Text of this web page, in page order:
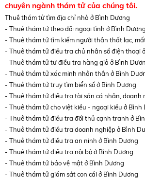
chuyên ngành thám tử của chúng tôi.
Thuê thám tử tìm địa chỉ nhà ở Bình Dương
- Thuê thám tử theo dõi ngoại tình ở Bình Dương
- Thuê thám tử tìm kiếm người thân thất lạc,
- Thuê thám tử điều tra chủ nhân số điện thoại
- Thuê thám tử tư điều tra hàng giả ở Bình
- Thuê thám tử xác minh nhân thân ở Bình
- Thuê thám tử truy tìm biển số ở Bình Dương
- Thuê thám tử điều tra tài sản cá nhân, doanh
- Thuê thám tử cho việt kiều - ngoại kiều ở Bình
- Thuê thám tử điều tra đối thủ cạnh tranh ở
- Thuê thám tử điều tra doanh nghiệp ở Bình
- Thuê thám tử điều tra an ninh ở Bình Dương
- Thuê thám tử điều tra nội bộ ở Bình Dương
- Thuê thám tử bảo vệ mật ở Bình Dương
- Thuê thám tử giám sát con cái ở Bình Dương